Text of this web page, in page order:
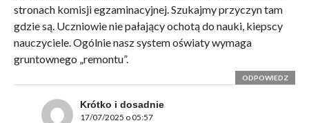
stronach komisji egzaminacyjnej. Szukajmy przyczyn tam
gdzie są. Uczniowie nie pałający ochotą do nauki, kiepscy
nauczyciele. Ogólnie nasz system oświaty wymaga
gruntownego „remontu”.
ODPOWIEDZ
Krótko i dosadnie
17/07/2025 o 05:57